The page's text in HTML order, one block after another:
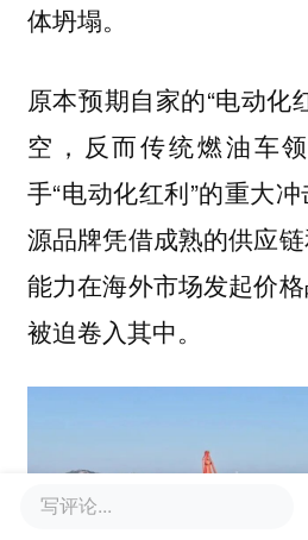
体坍塌。
原本预期自家的“电动化
空，反而传统燃油车
手“电动化红利”的重大
源品牌凭借成熟的供应
能力在海外市场发起价
被迫卷入其中。
写评论...